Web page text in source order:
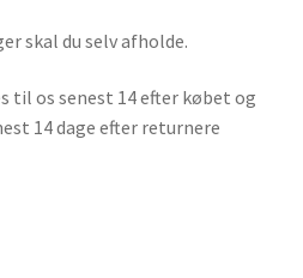
skal du selv afholde.
til os senest 14 efter købet og
14 dage efter returnere